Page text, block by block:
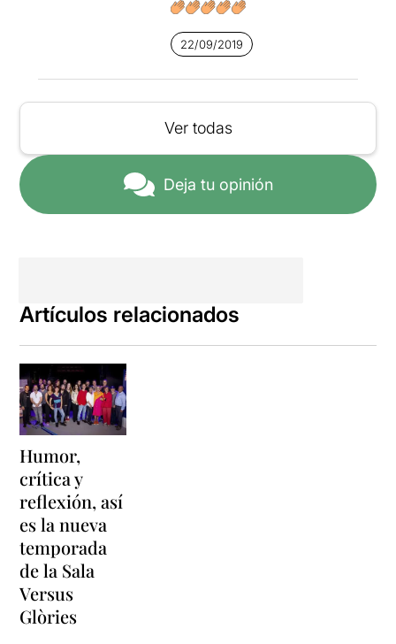
22/09/2019
Ver todas
Deja tu opinión
Artículos relacionados
Humor,
crítica y
reflexión, así
es la nueva
temporada
de la Sala
Versus
Glòries